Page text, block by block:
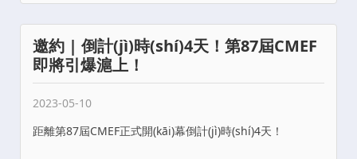
邀約 | 倒計(jì)時(shí)4天！第87屆CMEF
即將引爆滬上！
2023-05-10
距離第87屆CMEF正式開(kāi)幕倒計(jì)時(shí)4天！